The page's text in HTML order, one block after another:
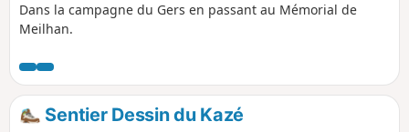
Dans la campagne du Gers en passant au Mémorial de
Meilhan.
Sentier Dessin du Kazé